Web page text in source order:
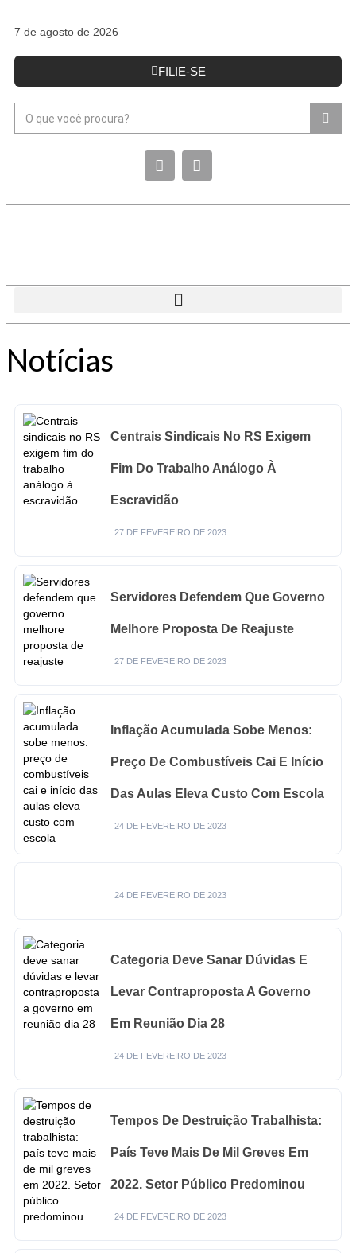
7 de agosto de 2026
FILIE-SE
Notícias
Centrais Sindicais No RS Exigem
Fim Do Trabalho Análogo À
Escravidão
27 DE FEVEREIRO DE 2023
Servidores Defendem Que Governo
Melhore Proposta De Reajuste
27 DE FEVEREIRO DE 2023
Inflação Acumulada Sobe Menos:
Preço De Combustíveis Cai E Início
Das Aulas Eleva Custo Com Escola
24 DE FEVEREIRO DE 2023
24 DE FEVEREIRO DE 2023
Categoria Deve Sanar Dúvidas E
Levar Contraproposta A Governo
Em Reunião Dia 28
24 DE FEVEREIRO DE 2023
Tempos De Destruição Trabalhista:
País Teve Mais De Mil Greves Em
2022. Setor Público Predominou
24 DE FEVEREIRO DE 2023